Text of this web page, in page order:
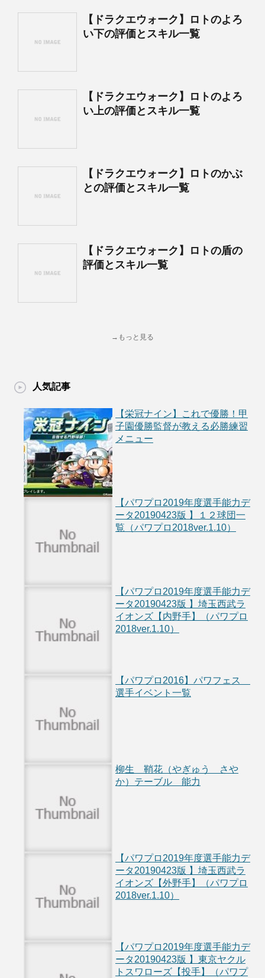
【ドラクエウォーク】ロトのよろ
い下の評価とスキル一覧
【ドラクエウォーク】ロトのよろ
い上の評価とスキル一覧
【ドラクエウォーク】ロトのかぶ
との評価とスキル一覧
【ドラクエウォーク】ロトの盾の
評価とスキル一覧
→もっと見る
人気記事
【栄冠ナイン】これで優勝！甲
子園優勝監督が教える必勝練習
メニュー
【パワプロ2019年度選手能力デ
ータ20190423版 】１２球団一
覧（パワプロ2018ver.1.10）
【パワプロ2019年度選手能力デ
ータ20190423版 】埼玉西武ラ
イオンズ【内野手】（パワプロ
2018ver.1.10）
【パワプロ2016】パワフェス
選手イベント一覧
柳生 鞘花（やぎゅう さや
か）テーブル 能力
【パワプロ2019年度選手能力デ
ータ20190423版 】埼玉西武ラ
イオンズ【外野手】（パワプロ
2018ver.1.10）
【パワプロ2019年度選手能力デ
ータ20190423版 】東京ヤクル
トスワローズ【投手】（パワプ